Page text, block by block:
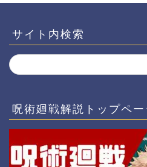
サイト内検索
呪術廻戦解説トップペー